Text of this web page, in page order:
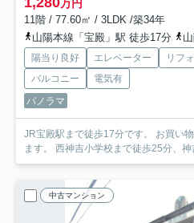
万円
11階 / 77.60㎡ / 3LDK /築34年
山陽本線「宝殿」駅 徒歩17分
陽当り良好 エレベーター リフ
バルコニー
電気有
パノラマ
JR宝殿駅まで徒歩17分です。 お買い
ます。 西神吉小学校まで徒歩25分、神
中古マンション